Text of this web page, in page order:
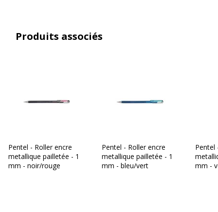
Produits associés
Pentel - Roller encre
metallique pailletée - 1
mm - noir/rouge
Pentel - Roller encre
metallique pailletée - 1
mm - bleu/vert
Pentel
mm -